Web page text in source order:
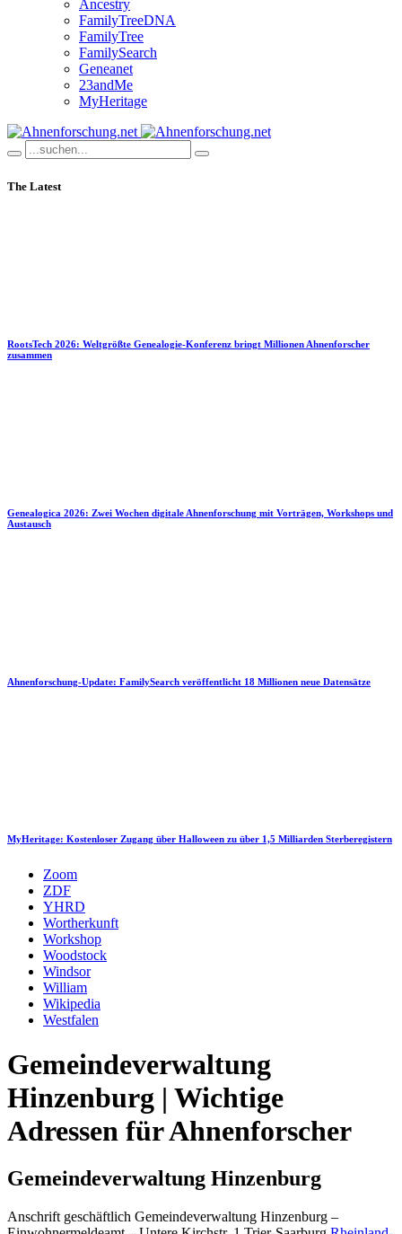
Ancestry
FamilyTreeDNA
FamilyTree
FamilySearch
Geneanet
23andMe
MyHeritage
The Latest
RootsTech 2026: Weltgrößte Genealogie-Konferenz bringt Millionen Ahnenforscher
zusammen
Genealogica 2026: Zwei Wochen digitale Ahnenforschung mit Vorträgen, Workshops und
Austausch
Ahnenforschung-Update: FamilySearch veröffentlicht 18 Millionen neue Datensätze
MyHeritage: Kostenloser Zugang über Halloween zu über 1,5 Milliarden Sterberegistern
Zoom
ZDF
YHRD
Wortherkunft
Workshop
Woodstock
Windsor
William
Wikipedia
Westfalen
Gemeindeverwaltung
Hinzenburg | Wichtige
Adressen für Ahnenforscher
Gemeindeverwaltung Hinzenburg
Anschrift geschäftlich Gemeindeverwaltung Hinzenburg –